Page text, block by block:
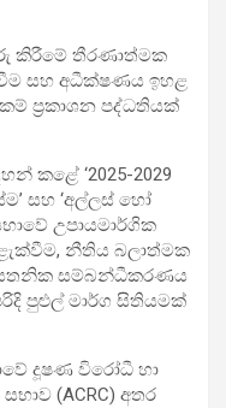
කිරීමේ තීරණාත්මක
සහ අධීක්ෂණය ඉහළ
ප්‍රකාශන පද්ධතියක්
කළේ ‘2025-2029
සහ ‘අල්ලස් හෝ
උපායමාර්ගික
නීතිය බලාත්මක
සම්බන්ධීකරණය
පුළුල් මාර්ග සිතියමක්
දූෂණ විරෝධී හා
(ACRC) අතර